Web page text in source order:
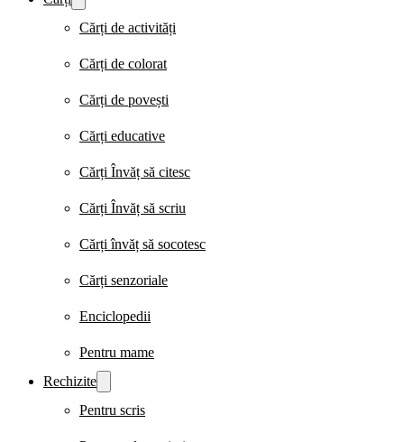
Cărți de activități
Cărți de colorat
Cărți de povești
Cărți educative
Cărți Învăț să citesc
Cărți Învăț să scriu
Cărți învăț să socotesc
Cărți senzoriale
Enciclopedii
Pentru mame
Rechizite
Pentru scris